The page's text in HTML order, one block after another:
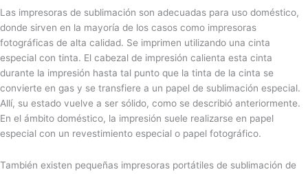
Las impresoras de sublimación son adecuadas para uso doméstico,
donde sirven en la mayoría de los casos como impresoras
fotográficas de alta calidad. Se imprimen utilizando una cinta
especial con tinta. El cabezal de impresión calienta esta cinta
durante la impresión hasta tal punto que la tinta de la cinta se
convierte en gas y se transfiere a un papel de sublimación especial.
Allí, su estado vuelve a ser sólido, como se describió anteriormente.
En el ámbito doméstico, la impresión suele realizarse en papel
especial con un revestimiento especial o papel fotográfico.
También existen pequeñas impresoras portátiles de sublimación de